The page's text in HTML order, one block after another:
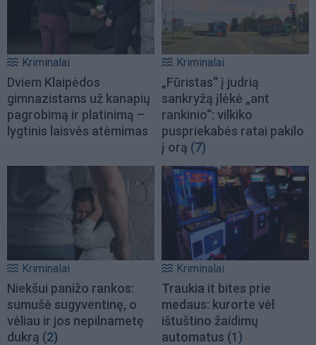
Kriminalai
Dviem Klaipėdos
gimnazistams už kanapių
pagrobimą ir platinimą –
lygtinis laisvės atėmimas
Kriminalai
„Fūristas“ į judrią
sankryžą įlėkė „ant
rankinio“: vilkiko
puspriekabės ratai pakilo
į orą (7)
Kriminalai
Niekšui panižo rankos:
sumušė sugyventinę, o
vėliau ir jos nepilnametę
dukrą (2)
Kriminalai
Traukia it bites prie
medaus: kurorte vėl
ištuštino žaidimų
automatus (1)